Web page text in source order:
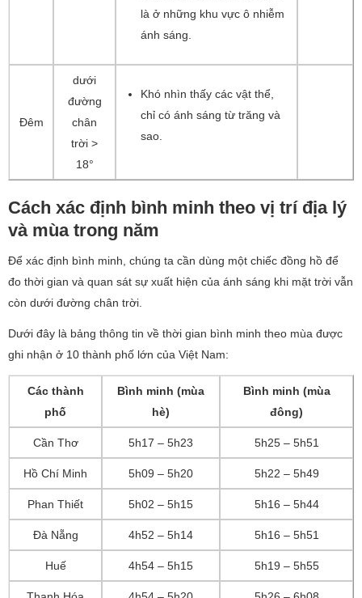
là ở những khu vực ô nhiễm
ánh sáng.
Đêm
dưới
đường
chân
trời >
18°
Khó nhìn thấy các vật thể,
chỉ có ánh sáng từ trăng và
sao.
Cách xác định bình minh theo vị trí địa lý
và mùa trong năm
Để xác định bình minh, chúng ta cần dùng một chiếc đồng hồ để
đo thời gian và quan sát sự xuất hiện của ánh sáng khi mặt trời vẫn
còn dưới đường chân trời.
Dưới đây là bảng thông tin về thời gian bình minh theo mùa được
ghi nhận ở 10 thành phố lớn của Việt Nam:
Các thành
phố
Bình minh (mùa
hè)
Bình minh (mùa
đông)
Cần Thơ 5h17 – 5h23 5h25 – 5h51
Hồ Chí Minh 5h09 – 5h20 5h22 – 5h49
Phan Thiết 5h02 – 5h15 5h16 – 5h44
Đà Nẵng 4h52 – 5h14 5h16 – 5h51
Huế 4h54 – 5h15 5h19 – 5h55